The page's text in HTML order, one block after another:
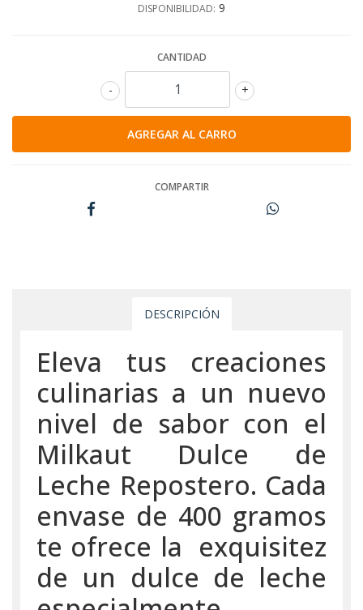
DISPONIBILIDAD: 9
CANTIDAD
+
-
COMPARTIR
DESCRIPCIÓN
Eleva tus creaciones
culinarias a un nuevo
nivel de sabor con el
Milkaut Dulce de
Leche Repostero. Cada
envase de 400 gramos
te ofrece la exquisitez
de un dulce de leche